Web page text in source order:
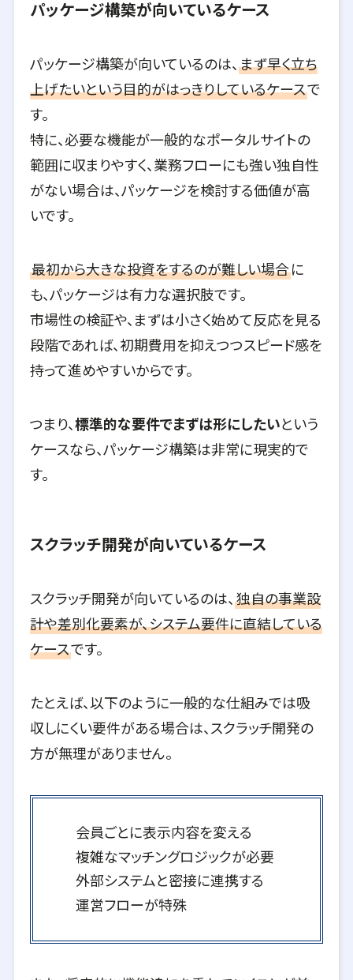
パッケージ構築が向いているケース
パッケージ構築が向いているのは、 まず早く立ち
上げたいという目的がはっきりしているケースで
す。
特に、必要な機能が一般的なポータルサイトの
範囲に収まりやすく、業務フローにも強い独自性
がない場合は、パッケージを検討する価値が高
いです。
最初から大きな投資をするのが難しい場合に
も、パッケージは有力な選択肢です。
市場性の検証や、まずは小さく始めて反応を見る
段階であれば、初期費用を抑えつつスピード感を
持って進めやすいからです。
つまり、標準的な要件でまずは形にしたいという
ケースなら、パッケージ構築は非常に現実的で
す。
スクラッチ開発が向いているケース
スクラッチ開発が向いているのは、 独自の事業設
計や差別化要素が、システム要件に直結している
ケースです。
たとえば、以下のように一般的な仕組みでは吸
収しにくい要件がある場合は、スクラッチ開発の
方が無理がありません。
会員ごとに表示内容を変える
複雑なマッチングロジックが必要
外部システムと密接に連携する
運営フローが特殊